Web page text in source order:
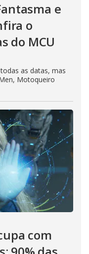
e
o
do MCU
as datas, mas
Motoqueiro
com